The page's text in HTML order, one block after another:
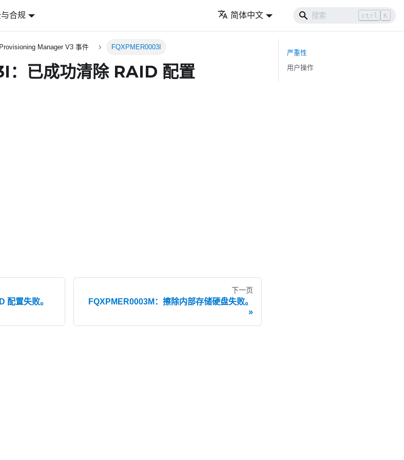
合规 简体中文 ctrl K
Manager V3 事件 FQXPMER0003I
已成功清除 RAID 配置
配置失败。
下一页
FQXPMER0003M：擦除内部存储硬盘失败。
严重性
用户操作